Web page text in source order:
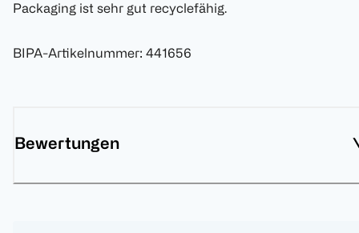
Packaging ist sehr gut recyclefähig.
BIPA-Artikelnummer: 441656
Bewertungen